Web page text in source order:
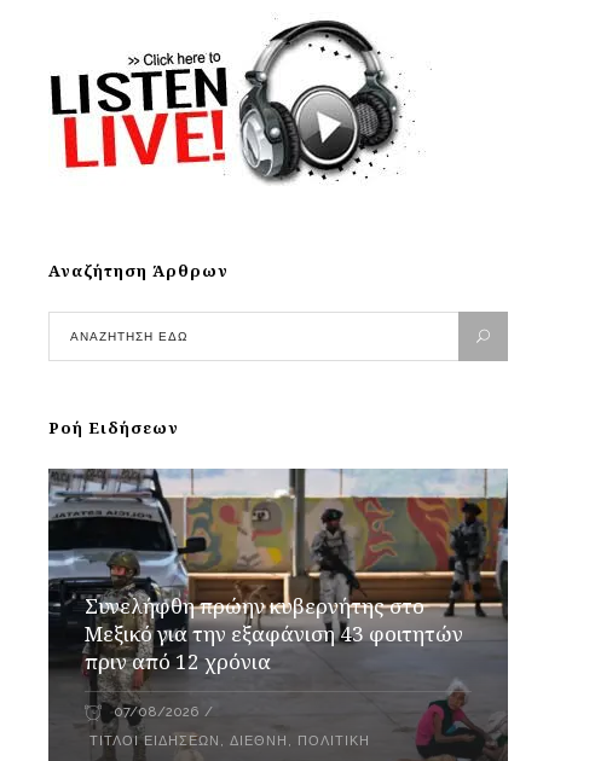
Αναζήτηση Άρθρων
Ροή Ειδήσεων
Συνελήφθη πρώην κυβερνήτης στο
Μεξικό για την εξαφάνιση 43 φοιτητών
πριν από 12 χρόνια
07/08/2026
ΤΊΤΛΟΙ ΕΙΔΉΣΕΩΝ ,ΔΙΕΘΝΉ , ΠΟΛΙΤΙΚΉ